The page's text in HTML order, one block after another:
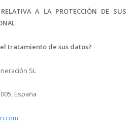
A LA PROTECCIÓN DE SUS
tratamiento de sus datos?
SL
España